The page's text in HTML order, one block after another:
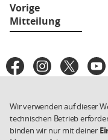
Wir verwenden auf dieser
technischen Betrieb
binden wir nur mit deiner
Vorige
Mitteilung
Fußbereich
SPD
sozialen
Netzwerken
FacebookInstagram
X
Links/Kleingedrucktes
SPD.de
Copyright 2026 SPD